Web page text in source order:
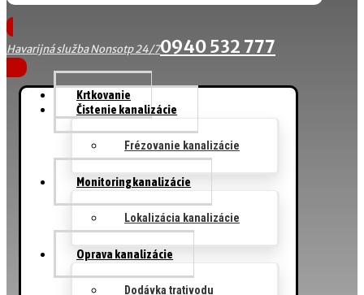
Havarijná služba Nonsotp 24/70940 532 777
Krtkovanie
Čistenie kanalizácie
Frézovanie kanalizácie
Monitoring kanalizácie
Lokalizácia kanalizácie
Oprava kanalizácie
Dodávka trativodu